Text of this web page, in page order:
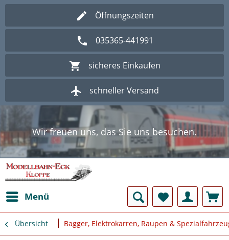
Öffnungszeiten
035365-441991
sicheres Einkaufen
schneller Versand
Wir freuen uns, das Sie uns besuchen.
Herzlich Willkommen im Onlineshop
Modellbahn - Eck Kloppe.
Wir freuen uns, das Sie uns besuchen.
Herzlich Willkommen im Onlineshop
Modellbahn - Eck Kloppe.
Menü
Übersicht Bagger, Elektrokarren, Raupen &